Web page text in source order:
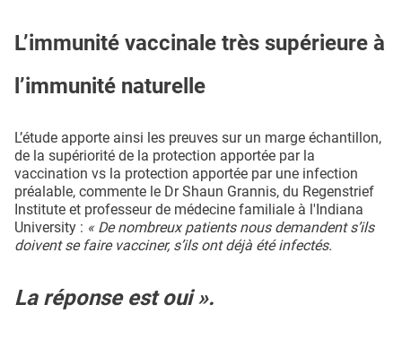
L’immunité vaccinale très supérieure à
l’immunité naturelle
L’étude apporte ainsi les preuves sur un marge échantillon,
de la supériorité de la protection apportée par la
vaccination vs la protection apportée par une infection
préalable, commente le Dr Shaun Grannis, du Regenstrief
Institute et professeur de médecine familiale à l'Indiana
University : « De nombreux patients nous demandent s’ils
doivent se faire vacciner, s’ils ont déjà été infectés.
La réponse est oui ».